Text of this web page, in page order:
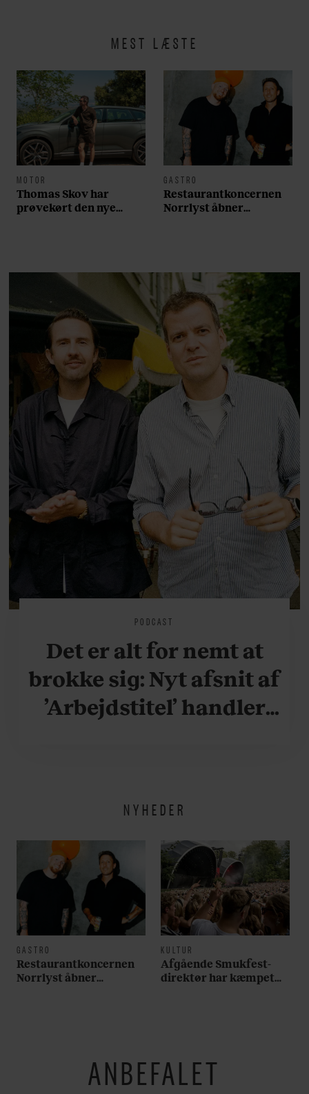
MEST LÆSTE
MOTOR
Thomas Skov har
prøvekørt den nye
GASTRO
Restaurantkoncernen
Norrlyst åbner
PODCAST
Det er alt for nemt at
brokke sig: Nyt afsnit af
’Arbejdstitel’ handler
NYHEDER
GASTRO
Restaurantkoncernen
Norrlyst åbner
KULTUR
Afgående Smukfest-
direktør har kæmpet
ANBEFALET